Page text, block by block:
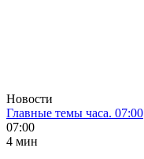
Новости
Главные темы часа. 07:00
07:00
4 мин